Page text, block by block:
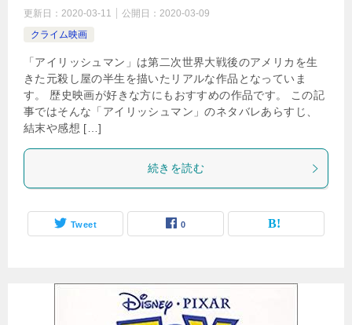
更新日： 2020-03-11 公開日： 2020-03-09
クライム映画
「アイリッシュマン」は第二次世界大戦後のアメリカを生
きた元殺し屋の半生を描いたリアルな作品となっていま
す。 歴史映画が好きな方にもおすすめの作品です。 この記
事ではそんな「アイリッシュマン」のネタバレあらすじ、
結末や感想 […]
続きを読む
Tweet 0